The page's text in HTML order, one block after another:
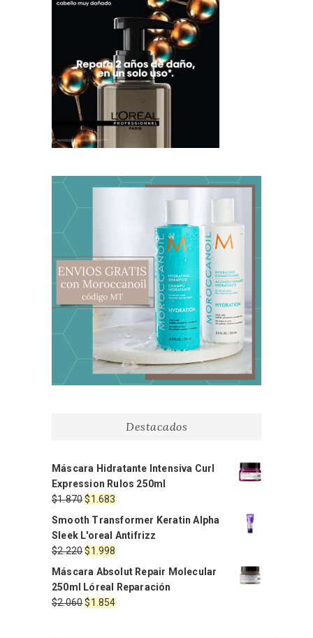
Destacados
Máscara Hidratante Intensiva Curl
Expression Rulos 250ml
$1.870El
precio
original
era:
$1.870.
$1.683
precio
actual
es:
$1.683.
Smooth Transformer Keratin Alpha
Sleek L'oreal Antifrizz
$2.220El
precio
original
era:
$2.220.
$1.998
precio
actual
es:
$1.998.
Máscara Absolut Repair Molecular
250ml Lóreal Reparación
$2.060El
$1.854El